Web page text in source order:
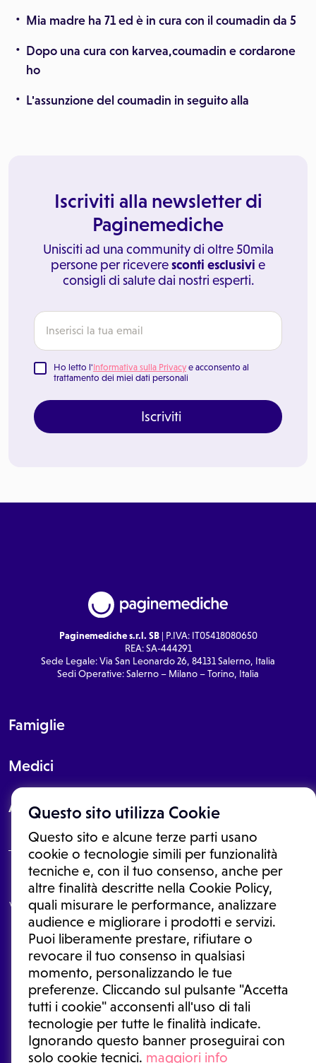
Questo sito utilizza Cookie
Questo sito e alcune terze parti usano
cookie o tecnologie simili per funzionalità
tecniche e, con il tuo consenso, anche per
altre finalità descritte nella Cookie Policy,
quali misurare le performance, analizzare
audience e migliorare i prodotti e servizi.
Puoi liberamente prestare, rifiutare o
revocare il tuo consenso in qualsiasi
momento, personalizzando le tue
preferenze. Cliccando sul pulsante "Accetta
tutti i cookie" acconsenti all'uso di tali
tecnologie per tutte le finalità indicate.
Ignorando questo banner proseguirai con
solo cookie tecnici. maggiori info
Mia madre ha 71 ed è in cura con il coumadin da 5
Dopo una cura con karvea,coumadin e cordarone
ho
L'assunzione del coumadin in seguito alla
Iscriviti alla newsletter di
Paginemediche
Unisciti ad una community di oltre 50mila
persone per riceveresconti esclusivi e
consigli di salute dai nostri esperti.
Ho letto l'Informativa sulla Privacy e acconsento al
trattamento dei miei dati personali
Iscriviti
Paginemediche s.r.l. SB| P.IVA: IT05418080650
REA: SA-444291
Sede Legale: Via San Leonardo 26, 84131 Salerno, Italia
Sedi Operative: Salerno – Milano – Torino, Italia
Famiglie
Medici
About
Le informazioni proposte in questo sito non sono un consulto medico.
In nessun caso, queste informazioni sostituiscono un consulto, una
visita o una diagnosi formulata dal medico. Non si devono considerare
le informazioni disponibili come suggerimenti per la formulazione di
una diagnosi, la determinazione di un trattamento o l'assunzione o
sospensione di un farmaco senza prima consultare un medico di
medicina generale o uno specialista.
Condizioni di utilizzo|Privacy Policy |Gestione cookie
Ⓒ 2026 | Tutti i diritti riservati.